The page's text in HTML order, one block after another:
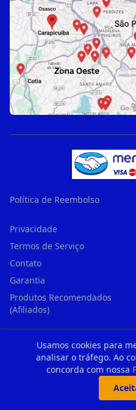
Usamos cookies para
analisar o tráfego. Ao
concorda com nossa
Política de Reembolso
Privacidade
Termos de Serviço
Contato
Garantia
Produtos Recomendados
(Afiliados)
Central de Atendimento
para o técnico mais
61.728.592 Roberto Policicio